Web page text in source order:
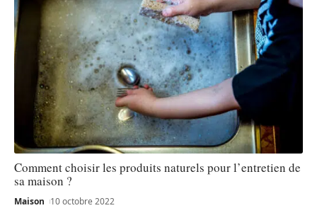
Comment choisir les produits naturels pour l’entretien de
sa maison ?
Maison 10 octobre 2022